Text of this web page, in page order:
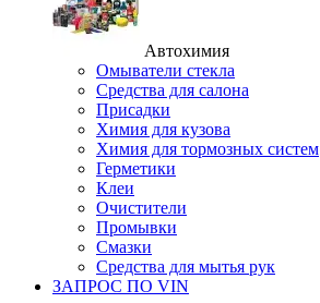
Автохимия
Омыватели стекла
Средства для салона
Присадки
Химия для кузова
Химия для тормозных систем
Герметики
Клеи
Очистители
Промывки
Смазки
Средства для мытья рук
ЗАПРОС ПО VIN